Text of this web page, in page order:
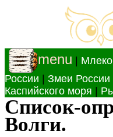
menu
России
Змеи России
Каспийского моря
Список-
Волги.